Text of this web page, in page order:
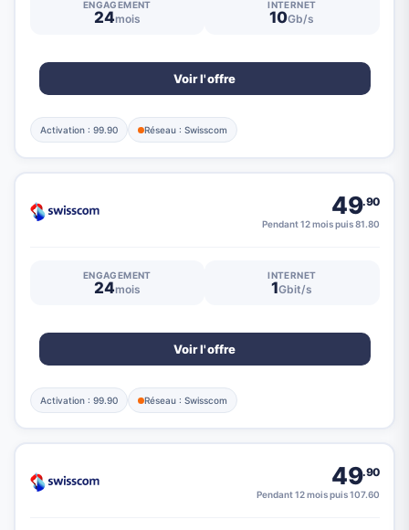
ENGAGEMENT
24mois
INTERNET
10Gb/s
Voir l'offre
Activation : 99.90 Réseau : Swisscom
49.90
Pendant 12 mois puis 81.80
ENGAGEMENT
24mois
INTERNET
1Gbit/s
Voir l'offre
Activation : 99.90 Réseau : Swisscom
49.90
Pendant 12 mois puis 107.60